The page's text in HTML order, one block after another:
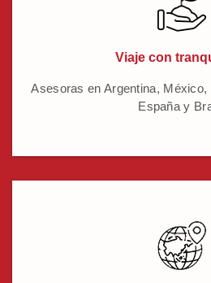
Viaje con
Asesoras en Argentina,
España y